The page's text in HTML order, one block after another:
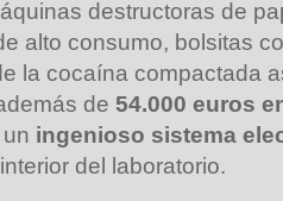
destructoras de
alto consumo, bolsitas
la cocaína compactada
de 54.000 euros
ingenioso sistema
del laboratorio.